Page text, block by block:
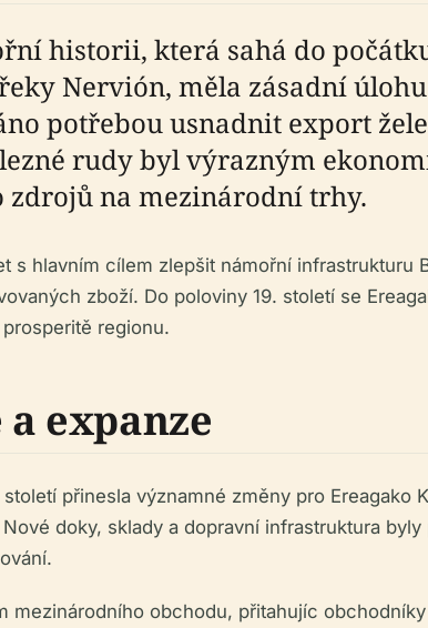
historii, která sahá do
Nervión, měla zásadní
potřebou usnadnit export
rudy byl výrazným
na mezinárodní trhy.
s hlavním cílem zlepšit námořní infrastrukturu
zboží. Do poloviny 19. století se
regionu.
expanze
přinesla významné změny pro Ereagako
doky, sklady a dopravní infrastruktura
mezinárodního obchodu, přitahujíc